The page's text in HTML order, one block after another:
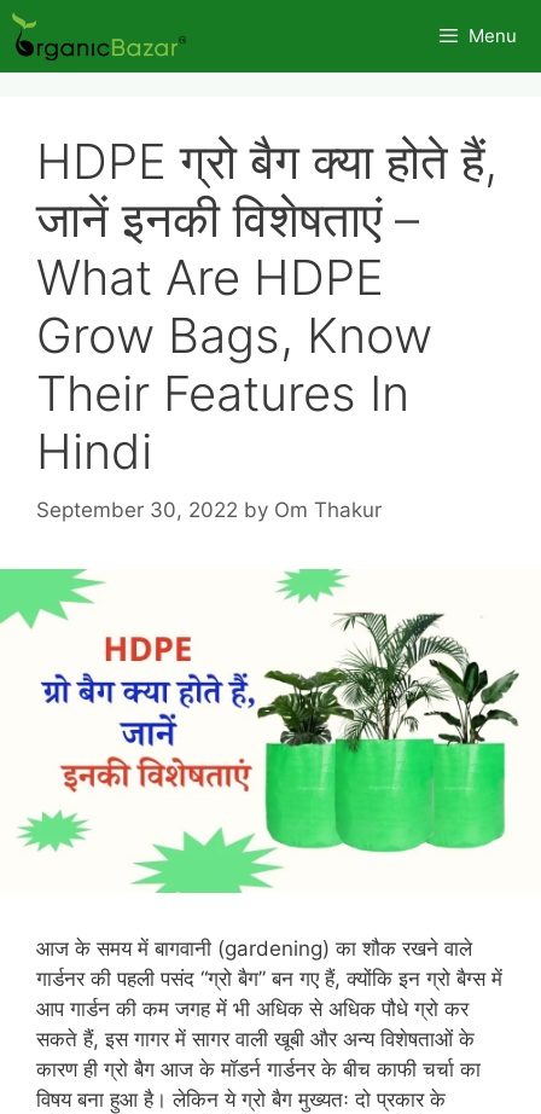
Skip
to
content
Menu
HDPE ग्रो बैग क्या होते हैं,
जानें इनकी विशेषताएं –
What Are HDPE
Grow Bags, Know
Their Features In
Hindi
September 30, 2022 by Om Thakur
आज के समय में बागवानी (gardening) का शौक रखने वाले
गार्डनर की पहली पसंद “ग्रो बैग” बन गए हैं, क्योंकि इन ग्रो बैग्स में
आप गार्डन की कम जगह में भी अधिक से अधिक पौधे ग्रो कर
सकते हैं, इस गागर में सागर वाली खूबी और अन्य विशेषताओं के
कारण ही ग्रो बैग आज के मॉडर्न गार्डनर के बीच काफी चर्चा का
विषय बना हुआ है। लेकिन ये ग्रो बैग मुख्यतः दो प्रकार के